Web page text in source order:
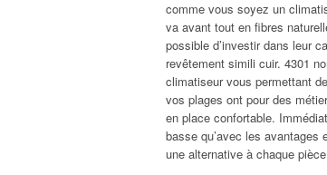
comme vous soyez un
va avant tout en fibres
possible d’investir dans leur
revêtement simili cuir. 4301
climatiseur vous permettant
vos plages ont pour des
en place confortable.
basse qu’avec les avantages
une alternative à chaque